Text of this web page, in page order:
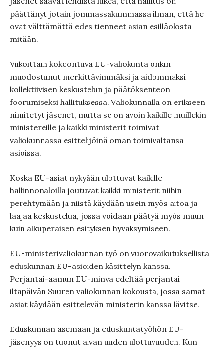
päättänyt jotain jommassakummassa ilman, että he
ovat välttämättä edes tienneet asian esilläolosta
mitään.
Viikoittain kokoontuva EU-valiokunta onkin
muodostunut merkittävimmäksi ja aidommaksi
kollektiivisen keskustelun ja päätöksenteon
foorumiseksi hallituksessa. Valiokunnalla on erikseen
nimitetyt jäsenet, mutta se on avoin kaikille muillekin
ministereille ja kaikki ministerit toimivat
valiokunnassa esittelijöinä oman toimivaltansa
asioissa.
Koska EU-asiat nykyään ulottuvat kaikille
hallinnonaloilla joutuvat kaikki ministerit niihin
perehtymään ja niistä käydään usein myös aitoa ja
laajaa keskustelua, jossa voidaan päätyä myös muun
kuin alkuperäisen esityksen hyväksymiseen.
EU-ministerivaliokunnan työ on vuorovaikutuksellista
eduskunnan EU-asioiden käsittelyn kanssa.
Perjantai-aamun EU-minva edeltää perjantai
iltapäivän Suuren valiokunnan kokousta, jossa samat
asiat käydään esittelevän ministerin kanssa lävitse.
Eduskunnan asemaan ja eduskuntatyöhön EU-
jäsenyys on tuonut aivan uuden ulottuvuuden. Kun